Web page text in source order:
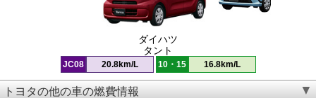
ダイハツ
タント
JC08 20.8km/L 10・15 16.8km/L
トヨタの他の車の燃費情報